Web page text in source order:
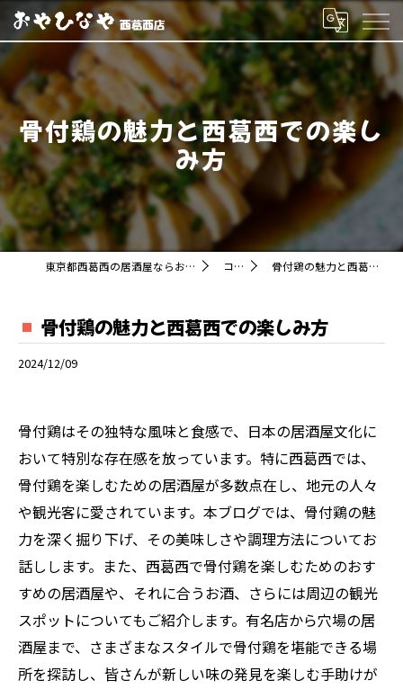
骨付鶏の魅力と西葛西での楽し
み方
東京都西葛西の居酒屋ならおやひなや 西葛西店 コラム 骨付鶏の魅力と西葛西での楽しみ方
骨付鶏の魅力と西葛西での楽しみ方
2024/12/09
骨付鶏はその独特な風味と食感で、日本の居酒屋文化に
おいて特別な存在感を放っています。特に西葛西では、
骨付鶏を楽しむための居酒屋が多数点在し、地元の人々
や観光客に愛されています。本ブログでは、骨付鶏の魅
力を深く掘り下げ、その美味しさや調理方法についてお
話しします。また、西葛西で骨付鶏を楽しむためのおす
すめの居酒屋や、それに合うお酒、さらには周辺の観光
スポットについてもご紹介します。有名店から穴場の居
酒屋まで、さまざまなスタイルで骨付鶏を堪能できる場
所を探訪し、皆さんが新しい味の発見を楽しむ手助けが